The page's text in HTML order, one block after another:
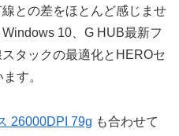
との差をほとんど感じませ
10、G HUB最新フ
タックの最適化とHEROセ
す。
26000DPI 79g も合わせて